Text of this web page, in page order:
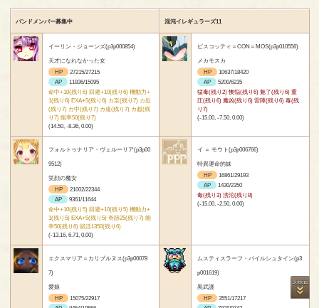
バンドメンバー募集中 混沌イレギュラーズ11
イーリン・ジョーンズ(p3p000854)
天才になれなかった女
HP
27215/27215
AP
11836/15095
命中+10(残り6) 回避+10(残り6) 機動力+
1(残り6) EXA+5(残り6) カ至(残り7) カ近
(残り7) カ中(残り7) カ遠(残り7) カ超(残
り7) 能率50(残り7)
(14.50, -8.36, 0.00)
ビスコッティ＝CON＝MOS(p3p010556)
メカモスカ
HP
10637/18420
AP
5200/6235
猛毒(残り2) 懊悩(残り6) 魅了(残り6) 重
圧(残り6) 魔凶(残り6) 雷陣(残り6) 毒(残
り7)
(-15.00, -7.50, 0.00)
フォルトゥナリア・ヴェルーリア(p3p00
9512)
笑顔の魔女
HP
21002/22344
AP
9361/11644
命中+10(残り5) 回避+10(残り5) 機動力+
1(残り5) EXA+5(残り5) 奇跡25(残り7) 能
率50(残り6) 賦活1350(残り6)
(-13.16, 6.71, 0.00)
イ ＝ モウト(p3p006766)
特異運命的妹
HP
16861/29193
AP
1430/2350
毒(残り3) 滂沱(残り8)
(-15.00, -2.50, 0.00)
エクスマリア＝カリブルヌス(p3p00078
7)
愛娘
HP
15075/22917
ムスティスラーフ・バイルシュタイン(p3
p001619)
黒武護
HP
3551/17217